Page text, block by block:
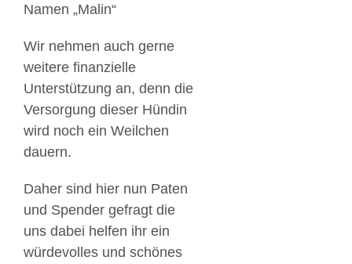
Namen „Malin“
Wir nehmen auch gerne
weitere finanzielle
Unterstützung an, denn die
Versorgung dieser Hündin
wird noch ein Weilchen
dauern.
Daher sind hier nun Paten
und Spender gefragt die
uns dabei helfen ihr ein
würdevolles und schönes